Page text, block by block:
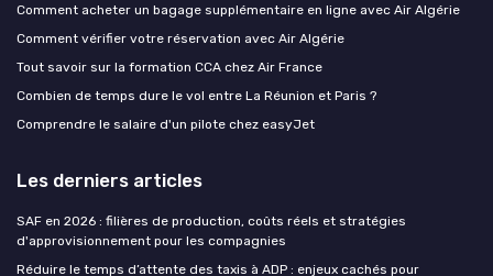
Comment acheter un bagage supplémentaire en ligne avec Air Algérie
Comment vérifier votre réservation avec Air Algérie
Tout savoir sur la formation CCA chez Air France
Combien de temps dure le vol entre La Réunion et Paris ?
Comprendre le salaire d'un pilote chez easyJet
Les derniers articles
SAF en 2026 : filières de production, coûts réels et stratégies
d'approvisionnement pour les compagnies
Réduire le temps d’attente des taxis à ADP : enjeux cachés pour